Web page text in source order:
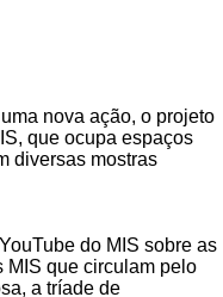
nova ação, o projeto
que ocupa espaços
diversas mostras
do MIS sobre as
MIS que circulam pelo
a tríade de